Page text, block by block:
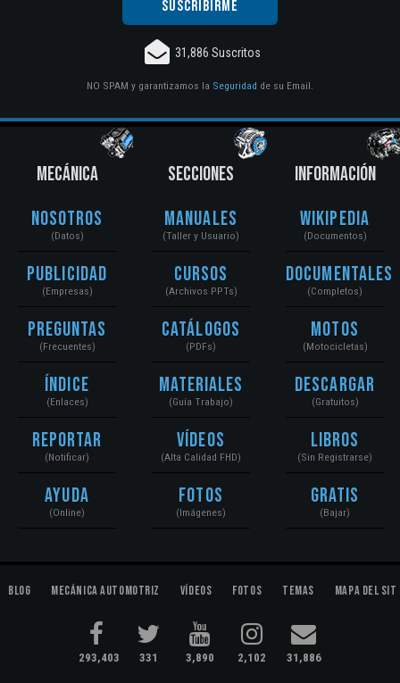
31,886 Suscritos
NO SPAM y garantizamos la Seguridad de su Email.
MECÁNICA
Nosotros
(Datos)
Publicidad
(Empresas)
Preguntas
(Frecuentes)
Índice
(Enlaces)
Reportar
(Notificar)
Ayuda
(Online)
SECCIONES
Manuales
(Taller y Usuario)
Cursos
(Archivos PPTs)
Catálogos
(PDFs)
Materiales
(Guía Trabajo)
Vídeos
(Alta Calidad FHD)
Fotos
(Imágenes)
INFORMACIÓN
Wikipedia
(Documentos)
Documentales
(Completos)
Motos
(Motocicletas)
Descargar
(Gratuitos)
Libros
(Sin Registrarse)
Gratis
(Bajar)
Blog Mecánica Automotriz Vídeos Fotos Temas Mapa del
293,403 331 3,890 2,102 31,886